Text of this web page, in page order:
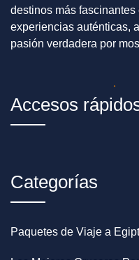
destinos más
experiencias auténticas,
pasión verdadera por
Accesos
Categorías
Paquetes de Viaje a